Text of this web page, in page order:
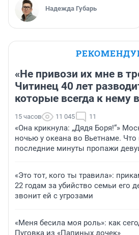
Надежда Губарь
«Не привози их мне в
Читинец 40 лет
которые всегда к нему
15 часов 11 045 11
«Она крикнула: „Дядя Боря!“»
ночью у океана во Вьетнаме.
последние минуты пропажи
«Это тот, кого ты травила»:
22 годам за убийство семьи его
звонит ей с угрозами
«Меня бесила моя роль»: как
Пуговка из «Папиных дочек»